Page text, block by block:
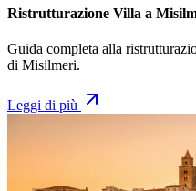
Ristrutturazione Villa a
Guida completa alla
di Misilmeri.
Leggi di più